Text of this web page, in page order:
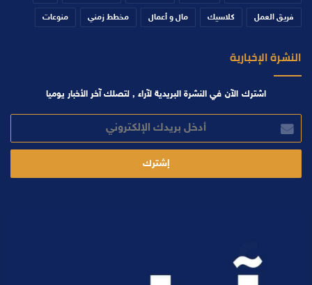
فريق العمل كلاسيك مال و أعمال مخطط زمني منوعات
النشرة الإخبارية
اشترك الآن في النشرة البريدية لآراء , لتصلك آخر الأخبار يوميا
بريدك
الإلكتروني